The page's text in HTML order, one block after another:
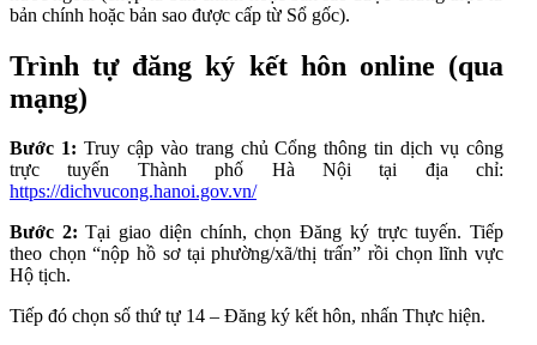
bản chính hoặc bản sao được cấp từ Sổ gốc).
Trình tự đăng ký kết hôn online (qua
mạng)
Bước 1: Truy cập vào trang chủ Cổng thông tin dịch vụ công
trực tuyến Thành phố Hà Nội tại địa chỉ:
https://dichvucong.hanoi.gov.vn/
Bước 2:Tại giao diện chính, chọn Đăng ký trực tuyến. Tiếp
theo chọn “nộp hồ sơ tại phường/xã/thị trấn” rồi chọn lĩnh vực
Hộ tịch.
Tiếp đó chọn số thứ tự 14 – Đăng ký kết hôn, nhấn Thực hiện.